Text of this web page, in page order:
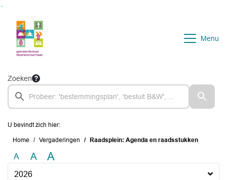
Menu
Zoeken
U bevindt zich hier:
Home Vergaderingen Raadsplein: Agenda en raadsstukken
A A A
2026